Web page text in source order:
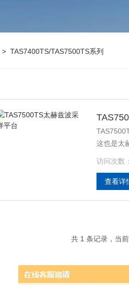
> TAS7400TS/TAS7500TS系列
这也是太
访问次数
查看详
共 1 条记录，当